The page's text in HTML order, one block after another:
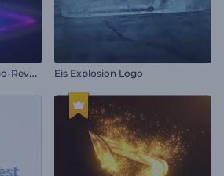
B
untes Hologramm-Logo-Reveal Eis Explosion Logo